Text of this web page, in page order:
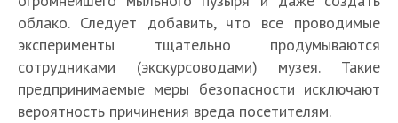
облако. Следует добавить, что все проводимые
эксперименты тщательно продумываются
сотрудниками (экскурсоводами) музея. Такие
предпринимаемые меры безопасности исключают
вероятность причинения вреда посетителям.